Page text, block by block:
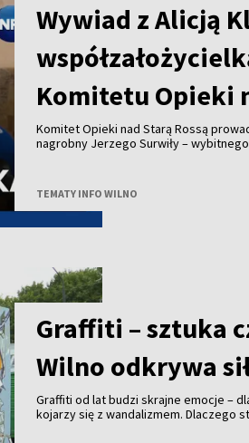
Wywiad z Alicją
Komitetu Opieki
Komitet Opieki nad Starą Rossą
nagrobny Jerzego Surwiły –
Opieki nad Starą Rossą i Cmentarzem
Zesłańców przy Wileńskiej
patronował budowie pomnika Adama
projektu to 25 tysięcy euro.
TEMATY INFO WILNO
Graffiti – sztuka
Wilno odkrywa
Graffiti od lat budzi skrajne emocje –
kojarzy się z wandalizmem. Dlaczego